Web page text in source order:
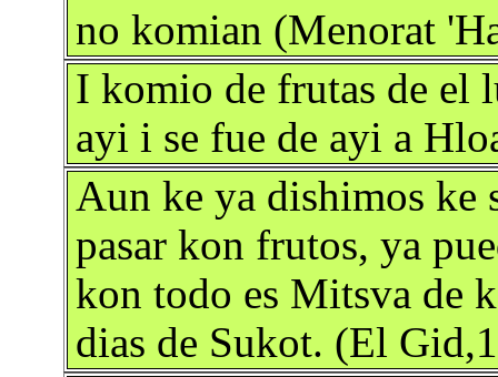
no komian (Menorat
I komio de frutas de el
ayi i se fue de ayi a
Aun ke ya dishimos ke
pasar kon frutos, ya
kon todo es Mitsva de
dias de Sukot. (El